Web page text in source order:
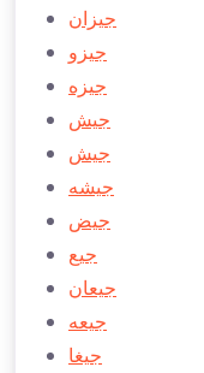
جیزان
جیزو
جیزه
جیش
جيش
جيشه
جيض
جيع
جيعان
جيعه
جيغا